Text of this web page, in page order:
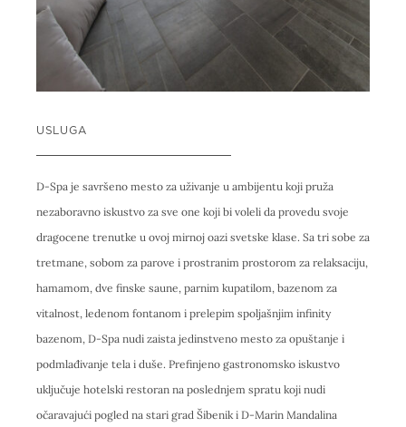
USLUGA
D-Spa je savršeno mesto za uživanje u ambijentu koji pruža
nezaboravno iskustvo za sve one koji bi voleli da provedu svoje
dragocene trenutke u ovoj mirnoj oazi svetske klase. Sa tri sobe za
tretmane, sobom za parove i prostranim prostorom za relaksaciju,
hamamom, dve finske saune, parnim kupatilom, bazenom za
vitalnost, ledenom fontanom i prelepim spoljašnjim infinity
bazenom, D-Spa nudi zaista jedinstveno mesto za opuštanje i
podmlađivanje tela i duše. Prefinjeno gastronomsko iskustvo
uključuje hotelski restoran na poslednjem spratu koji nudi
očaravajući pogled na stari grad Šibenik i D-Marin Mandalina